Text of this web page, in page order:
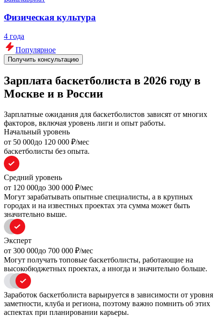
Физическая культура
4 года
Популярное
Получить консультацию
Зарплата баскетболиста в 2026 году в
Москве и в России
Зарплатные ожидания для баскетболистов зависят от многих
факторов, включая уровень лиги и опыт работы.
Начальный уровень
oт 50 000до 120 000 ₽/мес
баскетболисты без опыта.
Средний уровень
oт 120 000до 300 000 ₽/мес
Могут зарабатывать опытные специалисты, а в крупных
городах и на известных проектах эта сумма может быть
значительно выше.
Эксперт
oт 300 000до 700 000 ₽/мес
Могут получать топовые баскетболисты, работающие на
высокобюджетных проектах, а иногда и значительно больше.
Заработок баскетболиста варьируется в зависимости от уровня
заметности, клуба и региона, поэтому важно помнить об этих
аспектах при планировании карьеры.